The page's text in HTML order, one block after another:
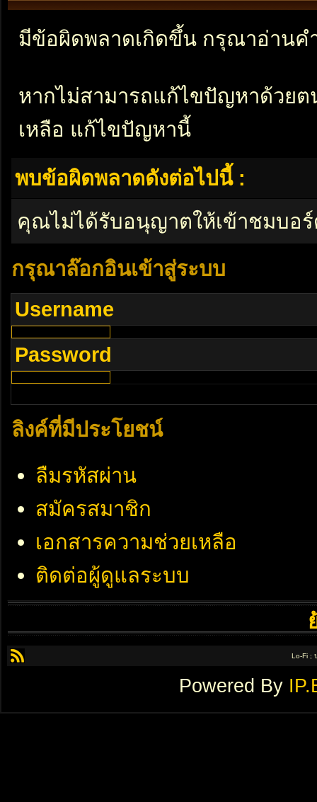
มีข้อผิดพลาดเกิดขึ้น กรุณาอ่านค
หากไม่สามารถแก้ไขปัญหาด้วย
เหลือ แก้ไขปัญหานี้
พบข้อผิดพลาดดังต่อไปนี้ :
คุณไม่ได้รับอนุญาตให้เข้าชมบอ
กรุณาล๊อกอินเข้าสู่ระบบ
Username
Password
ลิงค์ที่มีประโยชน์
ลืมรหัสผ่าน
สมัครสมาชิก
เอกสารความช่วยเหลือ
ติดต่อผู้ดูแลระบบ
Lo-Fi ;
Powered By